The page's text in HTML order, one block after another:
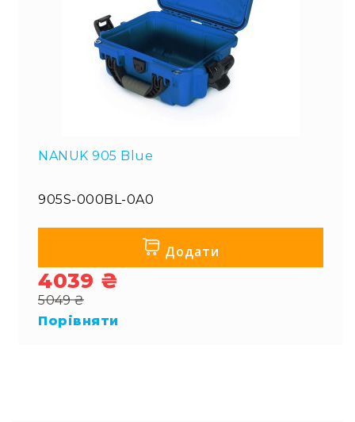
NANUK 905 Blue
905S-000BL-0A0
Додати
Special
Price
4039 ₴
Regular
Price
5049 ₴
Порівняти